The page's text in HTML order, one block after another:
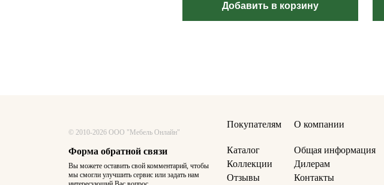
Добавить в корзину
© 2010-2026 ООО "Мебель Онлайн"
Форма обратной связи
Вы можете оставить свой комментарий, чтобы
мы смогли улучшить сервис или задать нам
Покупателям
Каталог
Коллекции
Отзывы
О компании
Общая информация
Дилерам
Контакты